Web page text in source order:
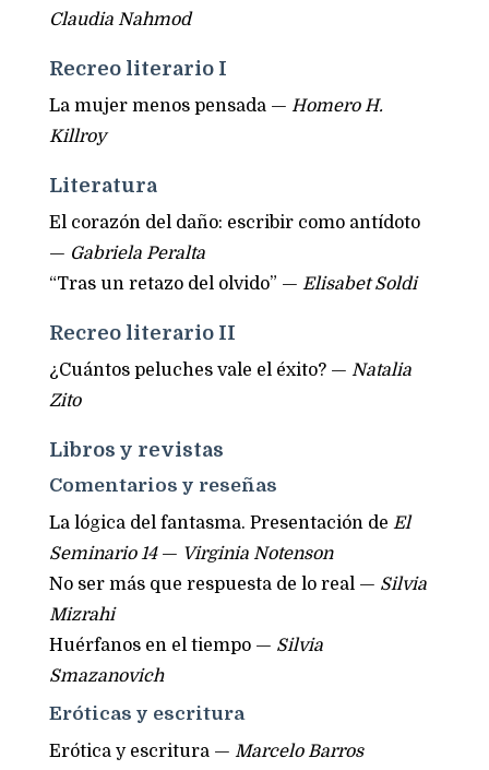
Claudia Nahmod
Recreo literario I
La mujer menos pensada — Homero H.
Killroy
Literatura
El corazón del daño: escribir como antídoto
— Gabriela Peralta
“Tras un retazo del olvido” — Elisabet Soldi
Recreo literario II
¿Cuántos peluches vale el éxito? — Natalia
Zito
Libros y revistas
Comentarios y reseñas
La lógica del fantasma. Presentación de El
Seminario 14— Virginia Notenson
No ser más que respuesta de lo real — Silvia
Mizrahi
Huérfanos en el tiempo — Silvia
Smazanovich
Eróticas y escritura
Erótica y escritura — Marcelo Barros